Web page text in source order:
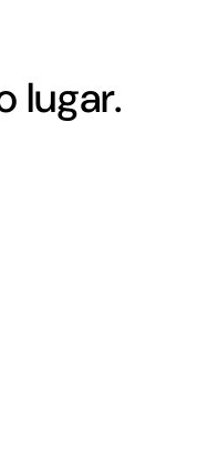
lugar.